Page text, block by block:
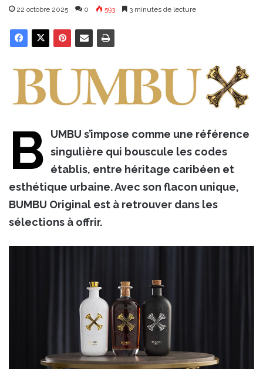
22 octobre 2025 0 593 3 minutes de lecture
B
UMBU s’impose comme une référence
singulière qui bouscule les codes
établis, entre héritage caribéen et
esthétique urbaine. Avec son flacon unique,
BUMBU Original est à retrouver dans les
sélections à offrir.